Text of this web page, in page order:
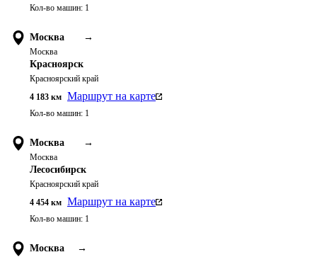
Кол-во машин: 1
Москва →
Москва
Красноярск
Красноярский край
4 183 км Маршрут на карте
Кол-во машин: 1
Москва →
Москва
Лесосибирск
Красноярский край
4 454 км Маршрут на карте
Кол-во машин: 1
Москва →